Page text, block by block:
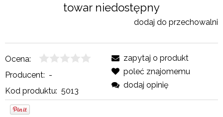
towar niedostępny
dodaj do przechowalni
Ocena:
Producent: -
Kod produktu: 5013
zapytaj o produkt
poleć znajomemu
dodaj opinię